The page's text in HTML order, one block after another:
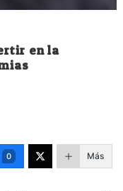
en la
0 Más